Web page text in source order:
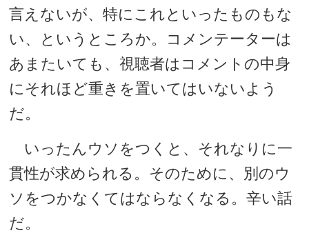
言えないが、特にこれといったものもな
い、というところか。コメンテーターは
あまたいても、視聴者はコメントの中身
にそれほど重きを置いてはいないよう
だ。
いったんウソをつくと、それなりに一
貫性が求められる。そのために、別のウ
ソをつかなくてはならなくなる。辛い話
だ。